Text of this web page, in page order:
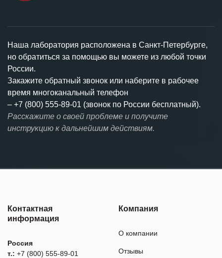
Наша лаборатория расположена в Санкт-Петербурге,
но обратиться за помощью вы можете из любой точки
России.
Закажите обратный звонок или наберите в рабочее
время многоканальный телефон
– +7 (800) 555-89-01 (звонок по России бесплатный).
Расскажите о своей проблеме и получите
инструкцию к дальнейшим действиям.
Контактная
информация
Россия
т.: +7 (800) 555-89-01
Компания
О компании
Отзывы